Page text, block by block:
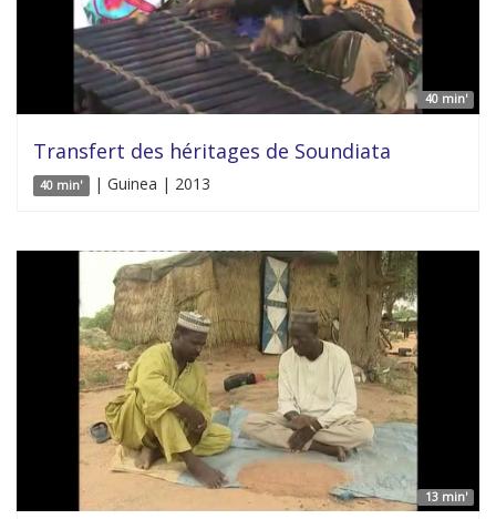
40 min'
Transfert des héritages de Soundiata
40 min' | Guinea | 2013
13 min'